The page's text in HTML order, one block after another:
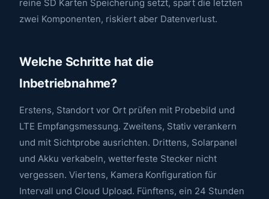
reine SD Karten Speicherung setzt, spart die letzten
zwei Komponenten, riskiert aber Datenverlust.
Welche Schritte hat die
Inbetriebnahme?
Erstens, Standort vor Ort prüfen mit Probebild und
LTE Empfangsmessung. Zweitens, Stativ verankern
und mit Sichtprobe ausrichten. Drittens, Solarpanel
und Akku verkabeln, wetterfeste Stecker nicht
vergessen. Viertens, Kamera Konfiguration für
Intervall und Cloud Upload. Fünftens, ein 24 Stunden